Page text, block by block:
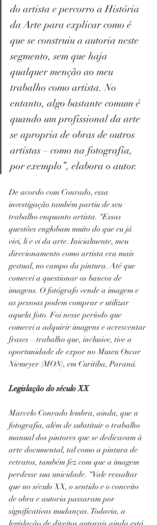
do artista e percorro a História
da Arte para explicar como é
que se construiu a autoria neste
segmento, sem que haja
qualquer menção ao meu
trabalho como artista. No
entanto, algo bastante comum é
quando um profissional da arte
se apropria de obras de outros
artistas – como na fotografia,
por exemplo”, elabora o autor.
De acordo com Conrado, essa
investigação também partiu de seu
trabalho enquanto artista. “Essas
questões englobam muito do que eu já
vivi, li e vi da arte. Inicialmente, meu
direcionamento como artista era mais
gestual, no campo da pintura. Até que
comecei a questionar os bancos de
imagens. O fotógrafo vende a imagem e
as pessoas podem comprar e utilizar
aquela foto. Foi nesse período que
comecei a adquirir imagens e acrescentar
frases – trabalho que, inclusive, tive a
oportunidade de expor no Museu Oscar
Niemeyer (MON), em Curitiba, Paraná.
Legislação do século XX
Marcelo Conrado lembra, ainda, que a
fotografia, além de substituir o trabalho
manual dos pintores que se dedicavam à
arte documental, tal como a pintura de
retratos, também fez com que a imagem
perdesse sua unicidade. “Vale ressaltar
que no século XX, o sentido e o conceito
de obra e autoria passaram por
significativas mudanças. Todavia, a